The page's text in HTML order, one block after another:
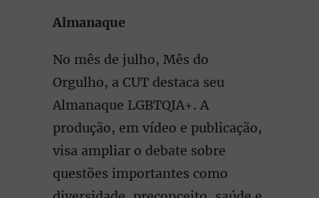
Almanaque
No mês de julho, Mês do
Orgulho, a CUT destaca seu
Almanaque LGBTQIA+. A
produção, em vídeo e publicação,
visa ampliar o debate sobre
questões importantes como